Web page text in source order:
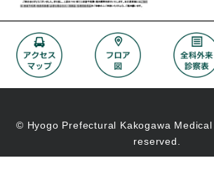
© Hyogo Prefectural Kakogawa
reserved.